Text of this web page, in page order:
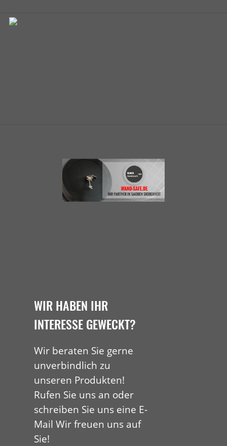
WIR HABEN IHR
INTERESSE GEWECKT?
Wir beraten Sie gerne
unverbindlich zu
unseren Produkten!
Rufen Sie uns an oder
schreiben Sie uns eine E-
Mail Wir freuen uns auf
Sie!